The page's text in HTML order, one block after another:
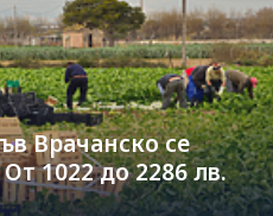
Врачанско се
1022 до 2286 лв.